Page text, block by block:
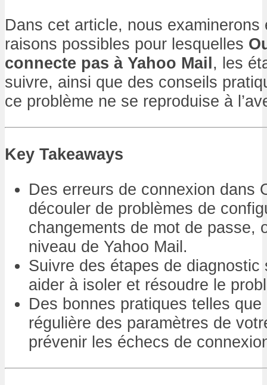
Dans cet article, nous examinerons
raisons possibles pour lesquelles
connecte pas à Yahoo Mail, les
suivre, ainsi que des conseils
ce problème ne se reproduise à
Key Takeaways
Des erreurs de connexion dans
découler de problèmes de
changements de mot de passe,
niveau de Yahoo Mail.
Suivre des étapes de
aider à isoler et résoudre le
Des bonnes pratiques telles
régulière des paramètres de
prévenir les échecs de